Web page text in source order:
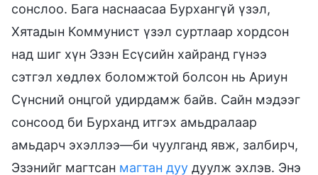
сонслоо. Бага наснаасаа Бурхангүй үзэл,
Хятадын Коммунист үзэл суртлаар хордсон
над шиг хүн Эзэн Есүсийн хайранд гүнээ
сэтгэл хөдлөх боломжтой болсон нь Ариун
Сүнсний онцгой удирдамж байв. Сайн мэдээг
сонсоод би Бурханд итгэх амьдралаар
амьдарч эхэллээ—би чуулганд явж, залбирч,
Эзэнийг магтсан магтан дуу дуулж эхлэв. Энэ